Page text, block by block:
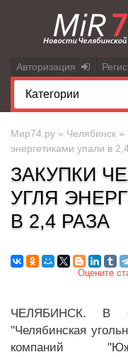
Авторизация
Мир74.ру » Челябинск »
энергетиками упали в
ЗАКУПКИ
УГЛЯ
В 2,4 РАЗА
Оцените
ЧЕЛЯБИНСК. В
"Челябинская
компаний